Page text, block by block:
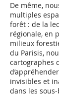
De même,
multiples
forêt : de la
régionale, en
milieux
du Parisis,
cartographes
invisibles et
dans les